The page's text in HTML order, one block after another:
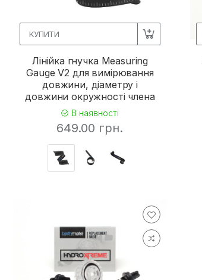
КУПИТИ
Лінійка гнучка Measuring
Gauge V2 для вимірювання
довжини, діаметру і
довжини окружності члена
В наявності
649.00 грн.